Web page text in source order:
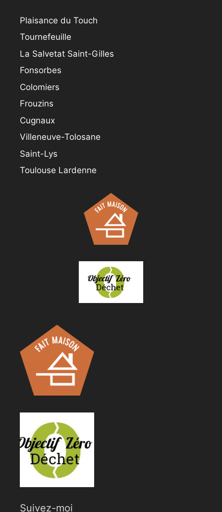
Plaisance du Touch
Tournefeuille
La Salvetat Saint-Gilles
Fonsorbes
Colomiers
Frouzins
Cugnaux
Villeneuve-Tolosane
Saint-Lys
Toulouse Lardenne
Suivez-moi